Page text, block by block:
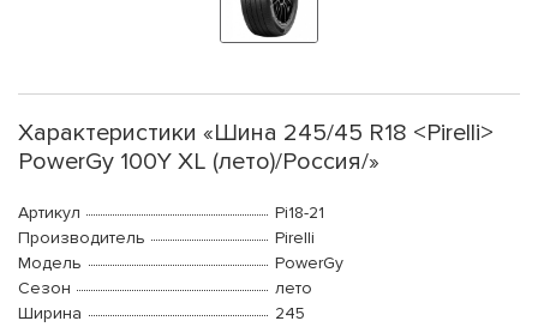
Характеристики «Шина 245/45 R18 <Pirelli>
PowerGy 100Y XL (лето)/Россия/»
Артикул
Pi18-21
Производитель
Pirelli
Модель
PowerGy
Сезон
лето
Ширина
245